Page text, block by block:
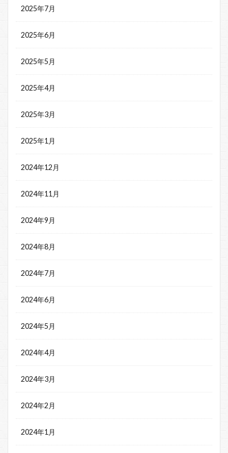
2025年7月
2025年6月
2025年5月
2025年4月
2025年3月
2025年1月
2024年12月
2024年11月
2024年9月
2024年8月
2024年7月
2024年6月
2024年5月
2024年4月
2024年3月
2024年2月
2024年1月